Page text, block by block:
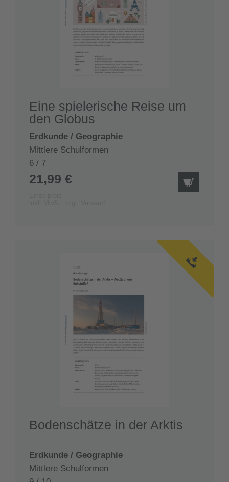
Eine spielerische Reise um
den Globus
Erdkunde / Geographie
Mittlere Schulformen
6 / 7
21,99 €
IN DEN
Bodenschätze in der Arktis
Erdkunde / Geographie
Mittlere Schulformen